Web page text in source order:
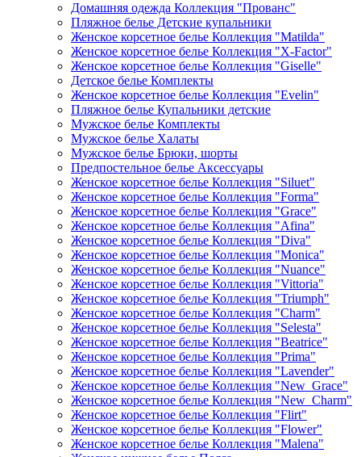
Домашняя одежда Коллекция "Прованс"
Пляжное белье Детские купальники
Женское корсетное белье Коллекция "Matilda"
Женское корсетное белье Коллекция "X-Factor"
Женское корсетное белье Коллекция "Giselle"
Детское белье Комплекты
Женское корсетное белье Коллекция "Evelin"
Пляжное белье Купальники детские
Мужское белье Комплекты
Мужское белье Халаты
Мужское белье Брюки, шорты
Предпостельное белье Аксессуары
Женское корсетное белье Коллекция "Siluet"
Женское корсетное белье Коллекция "Forma"
Женское корсетное белье Коллекция "Grace"
Женское корсетное белье Коллекция "Afina"
Женское корсетное белье Коллекция "Diva"
Женское корсетное белье Коллекция "Monica"
Женское корсетное белье Коллекция "Nuance"
Женское корсетное белье Коллекция "Vittoria"
Женское корсетное белье Коллекция "Triumph"
Женское корсетное белье Коллекция "Charm"
Женское корсетное белье Коллекция "Selesta"
Женское корсетное белье Коллекция "Beatrice"
Женское корсетное белье Коллекция "Prima"
Женское корсетное белье Коллекция "Lavender"
Женское корсетное белье Коллекция "New_Grace"
Женское корсетное белье Коллекция "New_Charm"
Женское корсетное белье Коллекция "Flirt"
Женское корсетное белье Коллекция "Flower"
Женское корсетное белье Коллекция "Malena"